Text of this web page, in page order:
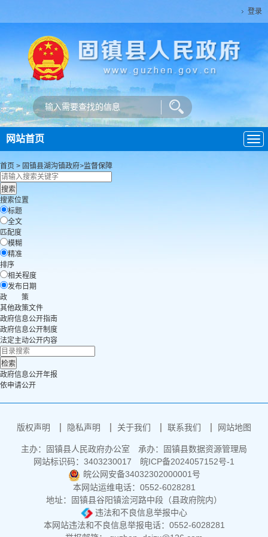
登录
导
航
网站首页
首页 > 固镇县湖沟镇政府>监督保障
搜索位置
标题
全文
匹配度
模糊
精准
排序
相关程度
发布日期
政 策
其他政策文件
政府信息公开指南
政府信息公开制度
法定主动公开内容
政府信息公开年报
依申请公开
版权声明 隐私声明 关于我们 联系我们 网站地图
主办：固镇县人民政府办公室
承办：固镇县数据资源管理局
网站标识码：3403230017
皖ICP备2024057152号-1
皖公网安备34032302000001号
本网站运维电话：0552-6028281
地址：固镇县谷阳镇浍河路中段（县政府院内）
违法和不良信息举报中心
本网站违法和不良信息举报电话：0552-6028281